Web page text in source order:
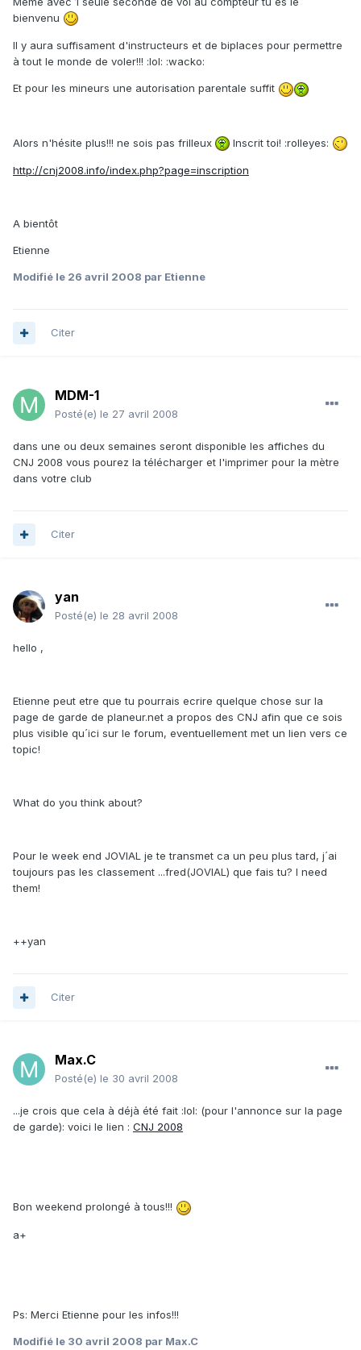
bienvenu
Il y aura suffisament d'instructeurs et de biplaces pour permettre
à tout le monde de voler!!! :lol: :wacko:
Et pour les mineurs une autorisation parentale suffit
Alors n'hésite plus!!! ne sois pas frilleux Inscrit toi! :rolleyes:
http://cnj2008.info/index.php?page=inscription
A bientôt
Etienne
Modifié le 26 avril 2008 par Etienne
Citer
MDM-1
Posté(e) le 27 avril 2008
dans une ou deux semaines seront disponible les affiches du
CNJ 2008 vous pourez la télécharger et l'imprimer pour la mètre
dans votre club
Citer
yan
Posté(e) le 28 avril 2008
hello ,
Etienne peut etre que tu pourrais ecrire quelque chose sur la
page de garde de planeur.net a propos des CNJ afin que ce sois
plus visible qu´ici sur le forum, eventuellement met un lien vers ce
topic!
What do you think about?
Pour le week end JOVIAL je te transmet ca un peu plus tard, j´ai
toujours pas les classement ...fred(JOVIAL) que fais tu? I need
them!
++yan
Citer
Max.C
Posté(e) le 30 avril 2008
...je crois que cela à déjà été fait :lol: (pour l'annonce sur la page
de garde): voici le lien : CNJ 2008
Bon weekend prolongé à tous!!!
a+
Ps: Merci Etienne pour les infos!!!
Modifié le 30 avril 2008 par Max.C